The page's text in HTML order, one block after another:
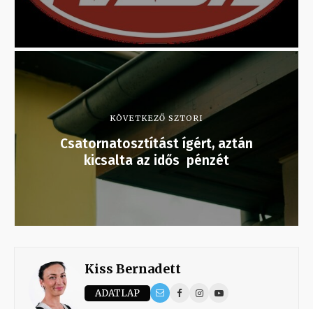
KÖVETKEZŐ SZTORI
Csatornatosztítást ígért, aztán
kicsalta az idős pénzét
Kiss Bernadett
ADATLAP